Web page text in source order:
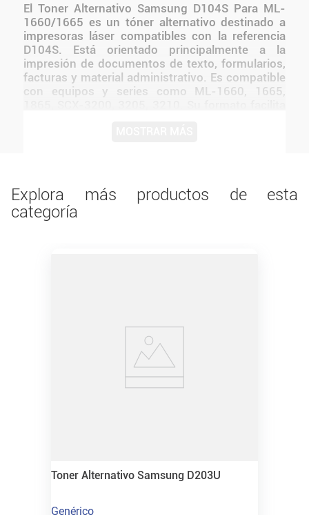
El Toner Alternativo Samsung D104S Para ML-
1660/1665 es un tóner alternativo destinado a
impresoras láser compatibles con la referencia
D104S. Está orientado principalmente a la
impresión de documentos de texto, formularios,
facturas y material administrativo. Es compatible
con equipos y series como ML-1660, 1665,
Explora más productos de esta
categoría
Toner Alternativo Samsung D203U
Genérico